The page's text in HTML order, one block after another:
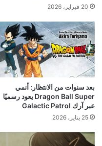
20 فبراير، 2026
بعد سنوات من الانتظار: أنمي
Dragon Ball Super يعود رسميًا
عبر آرك Galactic Patrol
25 يناير، 2026